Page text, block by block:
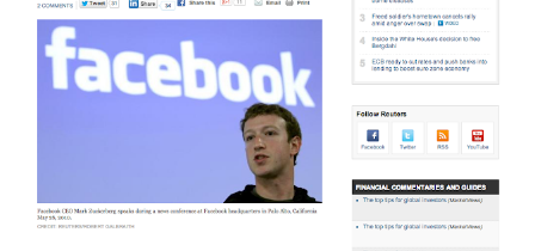
क्रिस मेसिना (Chris Messina) ले सन् २००७ को अगस्टमा ट्विटर
ह्यासट्यागको सुरुवात गरेकाथिए । न्युयोर्क टाइम्सका अनुसार क्रिसलाई
' ह्यासट्यागको गडफादर ' (hash godfather) भन्ने गरिन्छ ।
ट्विटरमा ह्यासट्यागको सुरुवात सन् २००७ मा भएपनि, यसको व्यापक
प्रयोग हुन भने केही समय लागेको थियो। ट्विटरको ह्यासट्यागको
शैलीलाई इन्स्टाग्राम, गुगलप्लस, फेसबुक आदिले पनि अनुसरण